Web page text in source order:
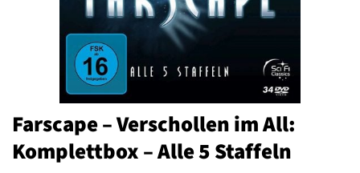
Farscape – Verschollen im All:
Komplettbox – Alle 5 Staffeln